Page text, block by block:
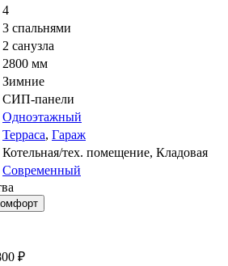
4
3 спальнями
2 санузла
2800 мм
Зимние
СИП-панели
Одноэтажный
Терраса, Гараж
Котельная/тех. помещение, Кладовая
Современный
₽